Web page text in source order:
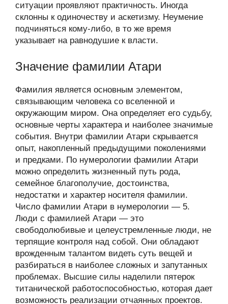
ситуации проявляют практичность. Иногда
склонны к одиночеству и аскетизму. Неумение
подчиняться кому-либо, в то же время
указывает на равнодушие к власти.
Значение фамилии Атари
Фамилия является основным элементом,
связывающим человека со вселенной и
окружающим миром. Она определяет его судьбу,
основные черты характера и наиболее значимые
события. Внутри фамилии Атари скрывается
опыт, накопленный предыдущими поколениями
и предками. По нумерологии фамилии Атари
можно определить жизненный путь рода,
семейное благополучие, достоинства,
недостатки и характер носителя фамилии.
Число фамилии Атари в нумерологии — 5.
Люди с фамилией Атари — это
свободолюбивые и целеустремленные люди, не
терпящие контроля над собой. Они обладают
врожденным талантом видеть суть вещей и
разбираться в наиболее сложных и запутанных
проблемах. Высшие силы наделили пятерок
титанической работоспособностью, которая дает
возможность реализации отчаянных проектов.